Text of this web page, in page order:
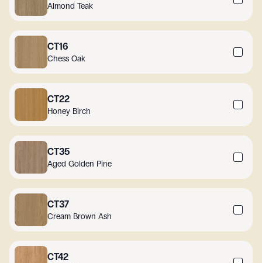
Almond Teak
CT16
Chess Oak
CT22
Honey Birch
CT35
Aged Golden Pine
CT37
Cream Brown Ash
CT42